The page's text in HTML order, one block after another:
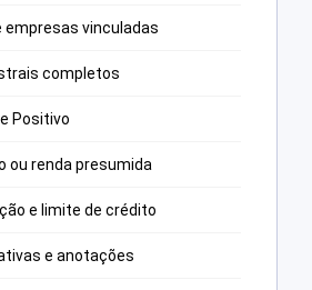
empresas vinculadas
completos
Positivo
ou renda presumida
e limite de crédito
e anotações